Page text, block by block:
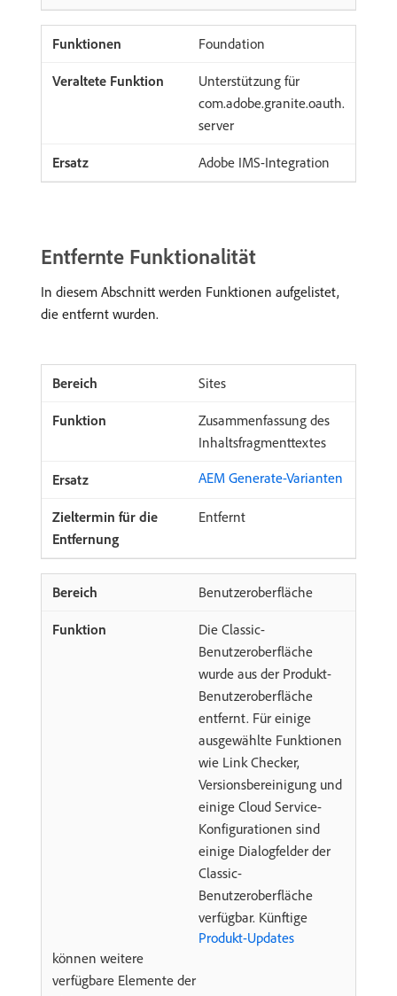
Foundation
Unterstützung für
com.adobe.granite.oauth.
server
Adobe IMS-Integration
Entfernte Funktionalität
In diesem Abschnitt werden Funktionen aufgelistet,
die entfernt wurden.
Sites
Zusammenfassung des
Inhaltsfragmenttextes
AEM Generate-Varianten
Entfernt
Benutzeroberfläche
Die Classic-
Benutzeroberfläche
wurde aus der Produkt-
Benutzeroberfläche
entfernt. Für einige
ausgewählte Funktionen
wie Link Checker,
Versionsbereinigung und
einige Cloud Service-
Konfigurationen sind
einige Dialogfelder der
Classic-
Benutzeroberfläche
verfügbar. Künftige
Produkt-Updates
können weitere
verfügbare Elemente der